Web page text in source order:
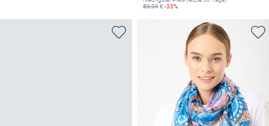
59,99€ -33%